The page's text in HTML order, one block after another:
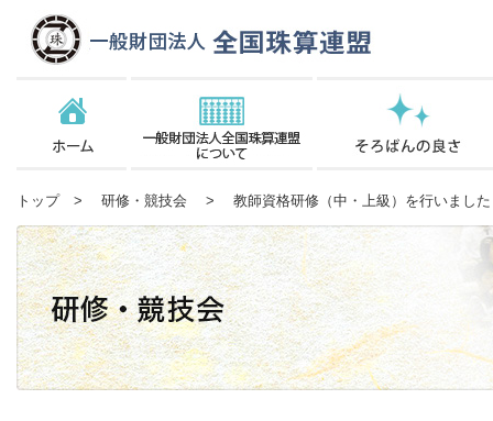
トップ> 研修・競技会 > 教師資格研修（中・上級）を行いました